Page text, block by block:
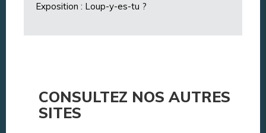
Exposition : Loup-y-es-tu ?
CONSULTEZ NOS AUTRES
SITES